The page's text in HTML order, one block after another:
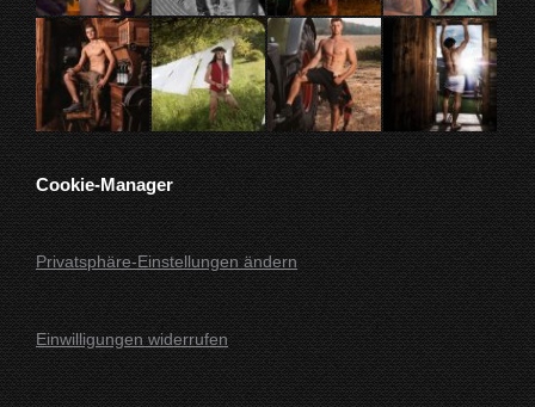
Cookie-Manager
Privatsphäre-Einstellungen ändern
Einwilligungen widerrufen